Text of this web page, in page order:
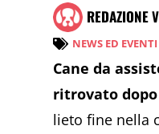
REDAZIONE
NEWS ED EVENTI
Cane da
ritrovato dopo
lieto fine nella